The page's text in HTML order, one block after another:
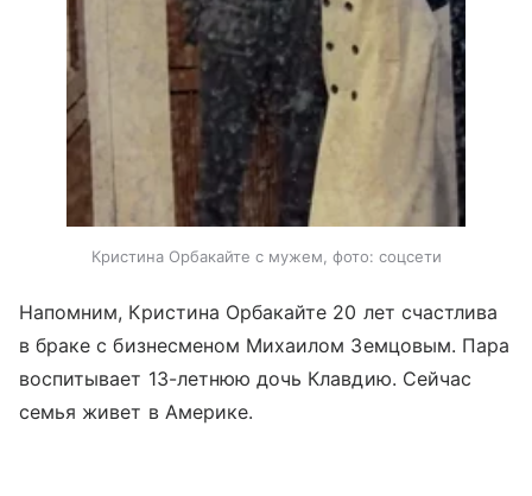
Кристина Орбакайте с мужем, фото: соцсети
Напомним, Кристина Орбакайте 20 лет счастлива
в браке с бизнесменом Михаилом Земцовым. Пара
воспитывает 13-летнюю дочь Клавдию. Сейчас
семья живет в Америке.